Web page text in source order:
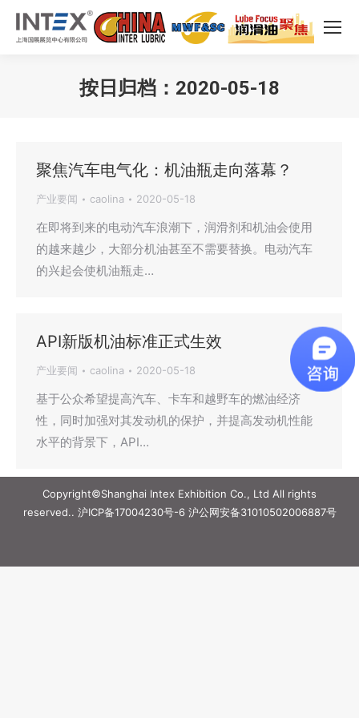
按日归档： 2020-05-18
聚焦汽车电气化：机油瓶走向落幕？
产业要闻 caolina 2020-05-18
在即将到来的电动汽车浪潮下，润滑剂和机油会使用
的越来越少，大部分机油甚至不需要替换。电动汽车
的兴起会使机油瓶走…
API新版机油标准正式生效
产业要闻 caolina 2020-05-18
基于公众希望提高汽车、卡车和越野车的燃油经济
性，同时加强对其发动机的保护，并提高发动机性能
水平的背景下，API…
Copyright©Shanghai Intex Exhibition Co., Ltd All rights
reserved.. 沪ICP备17004230号-6沪公网安备31010502006887号